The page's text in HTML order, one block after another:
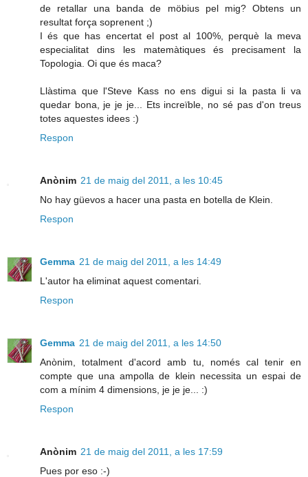
de retallar una banda de möbius pel mig? Obtens un
resultat força soprenent ;)
I és que has encertat el post al 100%, perquè la meva
especialitat dins les matemàtiques és precisament la
Topologia. Oi que és maca?
Llàstima que l'Steve Kass no ens digui si la pasta li va
quedar bona, je je je... Ets increïble, no sé pas d'on treus
totes aquestes idees :)
Respon
Anònim 21 de maig del 2011, a les 10:45
No hay güevos a hacer una pasta en botella de Klein.
Respon
Gemma 21 de maig del 2011, a les 14:49
L'autor ha eliminat aquest comentari.
Respon
Gemma 21 de maig del 2011, a les 14:50
Anònim, totalment d'acord amb tu, només cal tenir en
compte que una ampolla de klein necessita un espai de
com a mínim 4 dimensions, je je je... :)
Respon
Anònim 21 de maig del 2011, a les 17:59
Pues por eso :-)